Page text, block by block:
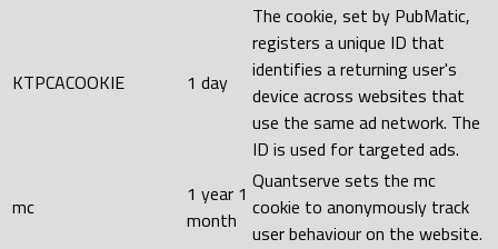
KTPCACOOKIE 1 day
The cookie, set by PubMatic,
registers a unique ID that
identifies a returning user's
device across websites that
use the same ad network. The
ID is used for targeted ads.
mc
1 year 1
month
Quantserve sets the mc
cookie to anonymously track
user behaviour on the website.